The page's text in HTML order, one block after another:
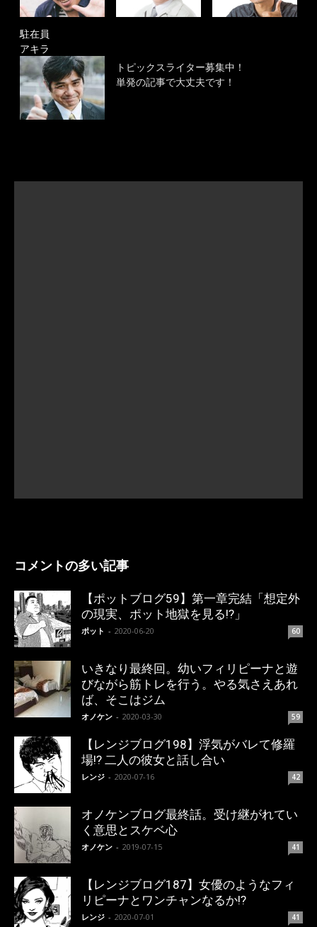
駐在員
アキラ
トピックスライター募集中！
単発の記事で大丈夫です！
コメントの多い記事
【ポットブログ59】第一章完結「想定外
の現実、ポット地獄を見る!?」
ポット - 2020-06-20 60
いきなり最終回。幼いフィリピーナと遊
びながら筋トレを行う。やる気さえあれ
ば、そこはジム
オノケン - 2020-03-30 59
【レンジブログ198】浮気がバレて修羅
場!? 二人の彼女と話し合い
レンジ - 2020-07-16 42
オノケンブログ最終話。受け継がれてい
く意思とスケベ心
オノケン - 2019-07-15 41
【レンジブログ187】女優のようなフィ
リピーナとワンチャンなるか!?
レンジ - 2020-07-01 41